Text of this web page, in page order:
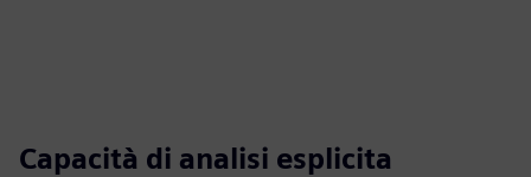
Capacità di analisi esplicita